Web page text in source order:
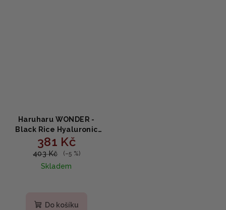
Haruharu WONDER -
Black Rice Hyaluronic
Anti-wrinkle Serum 50ml
381 Kč
403 Kč (–5 %)
Skladem
Do košíku